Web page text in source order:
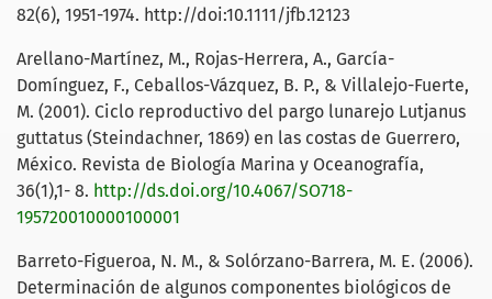
82(6), 1951-1974. http://doi:10.1111/jfb.12123
Arellano-Martínez, M., Rojas-Herrera, A., García-
Domínguez, F., Ceballos-Vázquez, B. P., & Villalejo-Fuerte,
M. (2001). Ciclo reproductivo del pargo lunarejo Lutjanus
guttatus (Steindachner, 1869) en las costas de Guerrero,
México. Revista de Biología Marina y Oceanografía,
36(1),1- 8. http://ds.doi.org/10.4067/SO718-
195720010000100001
Barreto-Figueroa, N. M., & Solórzano-Barrera, M. E. (2006).
Determinación de algunos componentes biológicos de